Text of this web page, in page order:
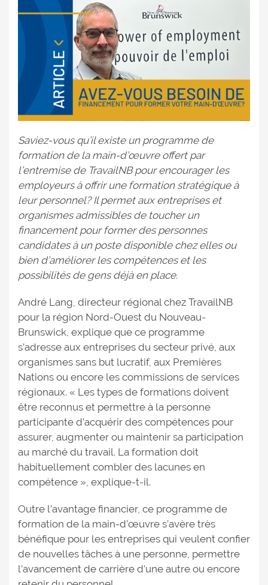
Saviez-vous qu’il existe un programme de
formation de la main-d’œuvre offert par
l’entremise de TravailNB pour encourager les
employeurs à offrir une formation stratégique à
leur personnel? Il permet aux entreprises et
organismes admissibles de toucher un
financement pour former des personnes
candidates à un poste disponible chez elles ou
bien d’améliorer les compétences et les
possibilités de gens déjà en place.
André Lang, directeur régional chez TravailNB
pour la région Nord-Ouest du Nouveau-
Brunswick, explique que ce programme
s’adresse aux entreprises du secteur privé, aux
organismes sans but lucratif, aux Premières
Nations ou encore les commissions de services
régionaux. « Les types de formations doivent
être reconnus et permettre à la personne
participante d’acquérir des compétences pour
assurer, augmenter ou maintenir sa participation
au marché du travail. La formation doit
habituellement combler des lacunes en
compétence », explique-t-il.
Outre l’avantage financier, ce programme de
formation de la main-d’œuvre s’avère très
bénéfique pour les entreprises qui veulent confier
de nouvelles tâches à une personne, permettre
l’avancement de carrière d’une autre ou encore